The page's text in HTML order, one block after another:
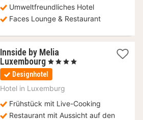
Umweltfreundliches Hotel
Faces Lounge & Restaurant
Innside by Melia
Luxembourg 1
Nacht
ab
120
, 4 Sterne
Designhotel
Hotel in Luxemburg
Frühstück mit Live-Cooking
Restaurant mit Aussicht auf den